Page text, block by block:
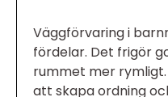
Väggförvaring i
fördelar. Det frigör
rummet mer
att skapa ordning